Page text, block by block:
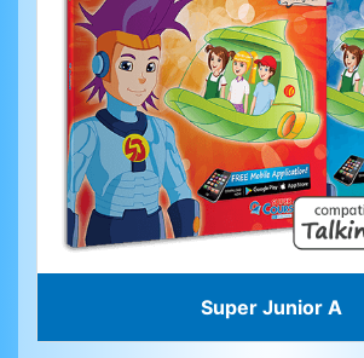
Super Junior A